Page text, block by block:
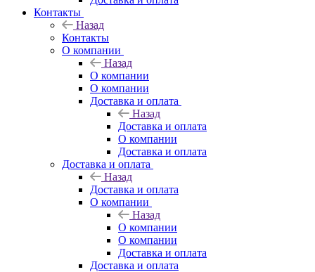
Контакты
Назад
Контакты
О компании
Назад
О компании
О компании
Доставка и оплата
Назад
Доставка и оплата
О компании
Доставка и оплата
Доставка и оплата
Назад
Доставка и оплата
О компании
Назад
О компании
О компании
Доставка и оплата
Доставка и оплата